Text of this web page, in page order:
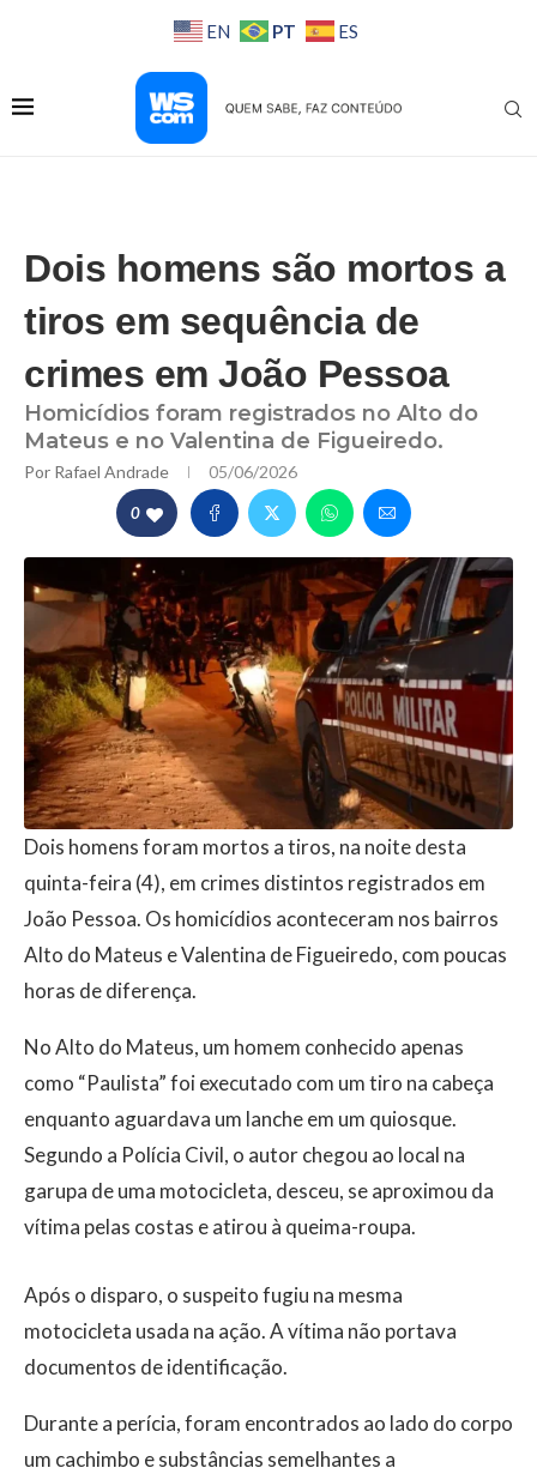
EN PT ES
Dois homens são mortos a
tiros em sequência de
crimes em João Pessoa
Homicídios foram registrados no Alto do
Mateus e no Valentina de Figueiredo.
Por Rafael Andrade 05/06/2026
0
Dois homens foram mortos a tiros, na noite desta
quinta-feira (4), em crimes distintos registrados em
João Pessoa. Os homicídios aconteceram nos bairros
Alto do Mateus e Valentina de Figueiredo, com poucas
horas de diferença.
No Alto do Mateus, um homem conhecido apenas
como “Paulista” foi executado com um tiro na cabeça
enquanto aguardava um lanche em um quiosque.
Segundo a Polícia Civil, o autor chegou ao local na
garupa de uma motocicleta, desceu, se aproximou da
vítima pelas costas e atirou à queima-roupa.
Após o disparo, o suspeito fugiu na mesma
motocicleta usada na ação. A vítima não portava
documentos de identificação.
Durante a perícia, foram encontrados ao lado do corpo
um cachimbo e substâncias semelhantes a